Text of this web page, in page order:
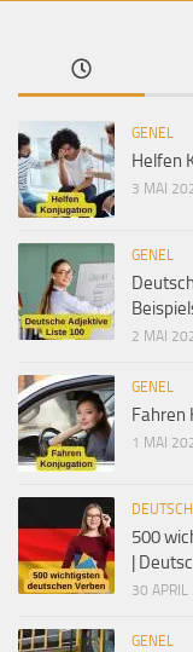
GENEL
Helfen
3 MAI
GENEL
2 MAI
GENEL
Fahren
1 MAI
500
|
30
GENEL